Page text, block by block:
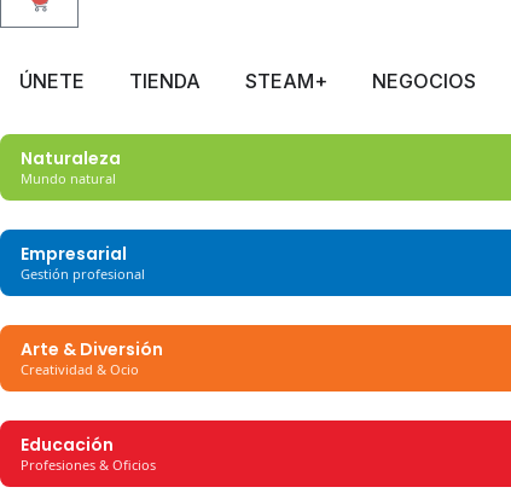
ÚNETE TIENDA STEAM+ NEGOCIOS
Naturaleza
Mundo natural
Empresarial
Gestión profesional
Arte & Diversión
Creatividad & Ocio
Educación
Profesiones & Oficios